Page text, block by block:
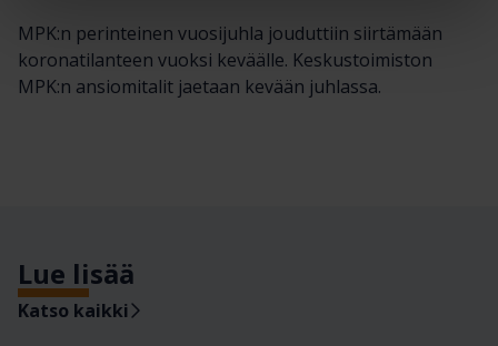
MPK:n perinteinen vuosijuhla jouduttiin siirtämään
koronatilanteen vuoksi keväälle. Keskustoimiston
MPK:n ansiomitalit jaetaan kevään juhlassa.
Lue lisää
Katso kaikki